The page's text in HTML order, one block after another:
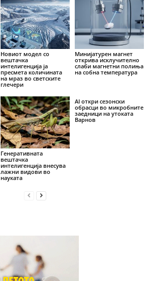
Новиот модел со
вештачка
интелигенција ја
пресмета количината
на мраз во светските
глечери
Минијатурен магнет
открива исклучително
слаби магнетни полиња
на собна температура
Генеративната
вештачка
интелигенција внесува
лажни видови во
науката
AI откри сезонски
обрасци во микробните
заедници на утоката
Варнов